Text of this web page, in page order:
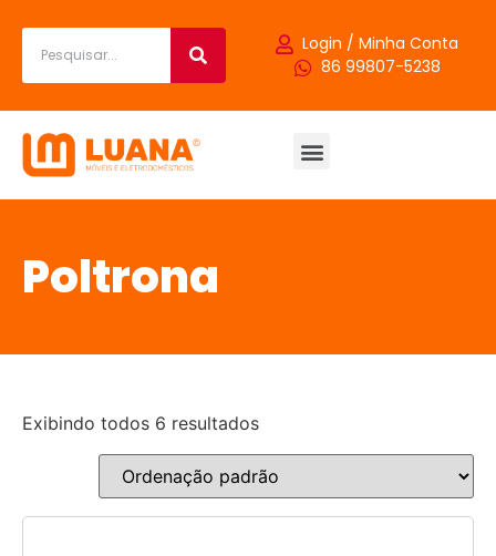
Login / Minha Conta
86 99807-5238
Poltrona
Exibindo todos 6 resultados